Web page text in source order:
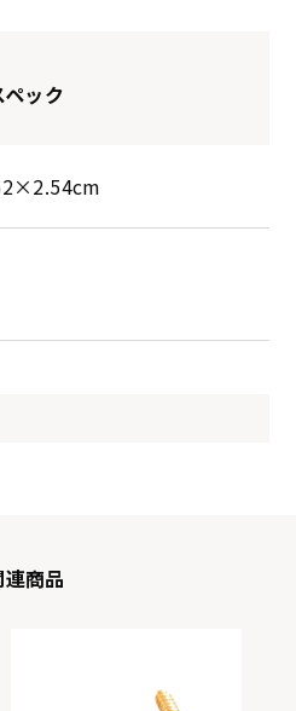
ペック
連商品